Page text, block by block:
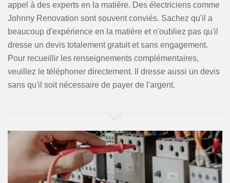
appel à des experts en la matière. Des électriciens comme
Johnny Renovation sont souvent conviés. Sachez qu'il a
beaucoup d'expérience en la matière et n'oubliez pas qu'il
dresse un devis totalement gratuit et sans engagement.
Pour recueillir les renseignements complémentaires,
veuillez le téléphoner directement. Il dresse aussi un devis
sans qu'il soit nécessaire de payer de l'argent.